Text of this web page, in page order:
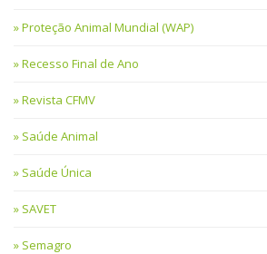
Proteção Animal Mundial (WAP)
Recesso Final de Ano
Revista CFMV
Saúde Animal
Saúde Única
SAVET
Semagro